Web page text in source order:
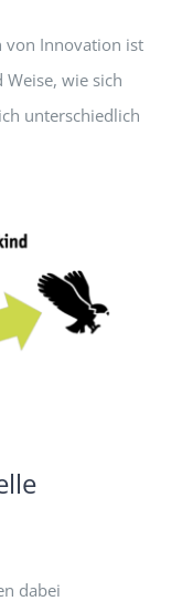
von Innovation ist
wie sich
unterschiedlich
dabei